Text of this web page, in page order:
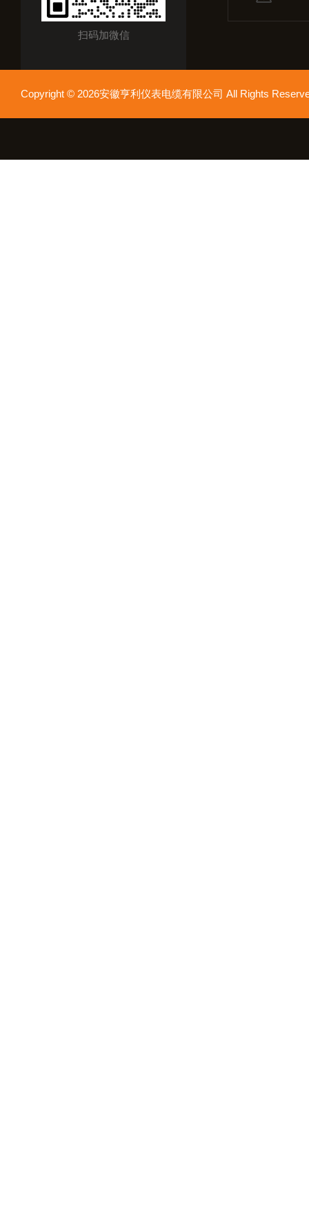
扫码加微信
Copyright © 2026安徽亨利仪表电缆有限公司 All Rights